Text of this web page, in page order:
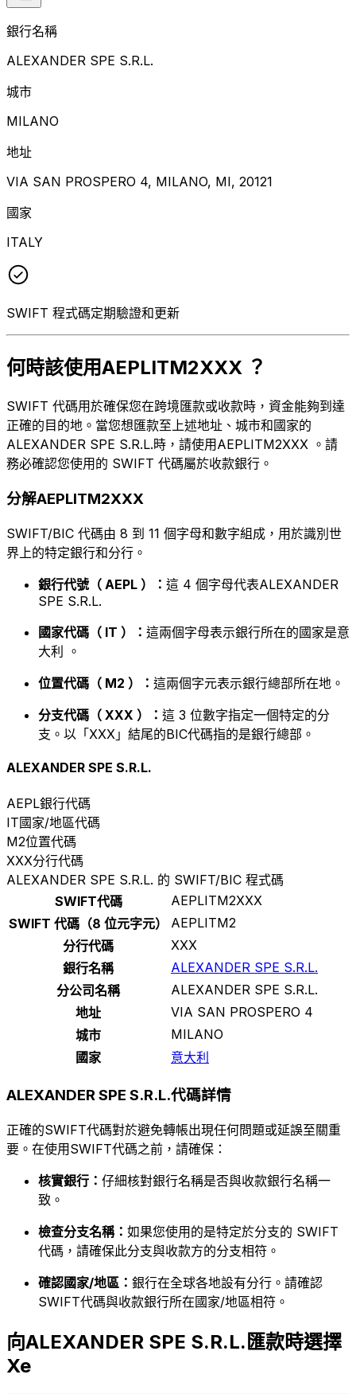
銀行名稱
ALEXANDER SPE S.R.L.
城市
MILANO
地址
VIA SAN PROSPERO 4, MILANO, MI, 20121
國家
ITALY
SWIFT 程式碼定期驗證和更新
何時該使用AEPLITM2XXX ？
SWIFT 代碼用於確保您在跨境匯款或收款時，資金能夠到達
正確的目的地。當您想匯款至上述地址、城市和國家的
ALEXANDER SPE S.R.L.時，請使用AEPLITM2XXX 。請
務必確認您使用的 SWIFT 代碼屬於收款銀行。
分解AEPLITM2XXX
SWIFT/BIC 代碼由 8 到 11 個字母和數字組成，用於識別世
界上的特定銀行和分行。
銀行代號（ AEPL ）： 這 4 個字母代表ALEXANDER
SPE S.R.L.
國家代碼（ IT ）： 這兩個字母表示銀行所在的國家是意
大利 。
位置代碼（ M2 ）： 這兩個字元表示銀行總部所在地。
分支代碼（ XXX ）： 這 3 位數字指定一個特定的分
支。以「XXX」結尾的BIC代碼指的是銀行總部。
ALEXANDER SPE S.R.L.
AEPL銀行代碼
IT國家/地區代碼
M2位置代碼
XXX分行代碼
ALEXANDER SPE S.R.L. 的 SWIFT/BIC 程式碼
SWIFT代碼
AEPLITM2XXX
SWIFT 代碼（8 位元字元）
AEPLITM2
分行代碼
XXX
銀行名稱
ALEXANDER SPE S.R.L.
分公司名稱
ALEXANDER SPE S.R.L.
地址
VIA SAN PROSPERO 4
城市
MILANO
國家
意大利
ALEXANDER SPE S.R.L.代碼詳情
正確的SWIFT代碼對於避免轉帳出現任何問題或延誤至關重
要。在使用SWIFT代碼之前，請確保：
核實銀行： 仔細核對銀行名稱是否與收款銀行名稱一
致。
檢查分支名稱： 如果您使用的是特定於分支的 SWIFT
代碼，請確保此分支與收款方的分支相符。
確認國家/地區： 銀行在全球各地設有分行。請確認
SWIFT代碼與收款銀行所在國家/地區相符。
向ALEXANDER SPE S.R.L.匯款時選擇
Xe